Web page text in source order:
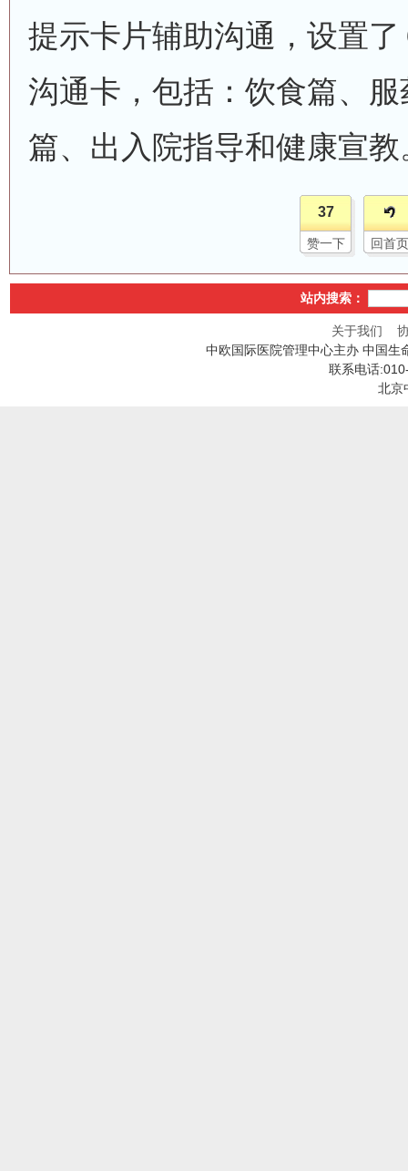
提示卡片辅助沟通，设置
沟通卡，包括：饮食篇、
篇、出入院指导和健康宣教
37
赞一下 回首页
站内搜索：
关于我们
中欧国际医院管理中心主办 中国生
联系电话
北京